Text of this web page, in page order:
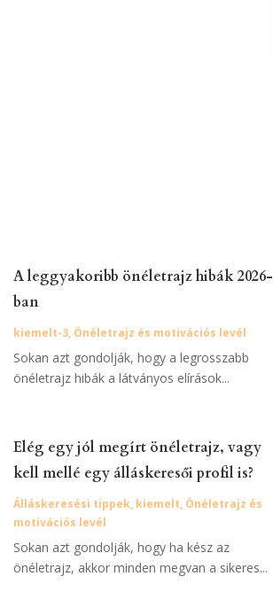
A leggyakoribb önéletrajz hibák 2026-
ban
kiemelt-3, Önéletrajz és motivációs levél
Sokan azt gondolják, hogy a legrosszabb
önéletrajz hibák a látványos elírások...
Elég egy jól megírt önéletrajz, vagy
kell mellé egy álláskeresői profil is?
Álláskeresési tippek, kiemelt, Önéletrajz és
motivációs levél
Sokan azt gondolják, hogy ha kész az
önéletrajz, akkor minden megvan a sikeres...